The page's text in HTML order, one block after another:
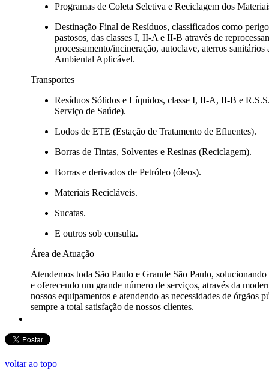
Programas de Coleta Seletiva e Reciclagem dos
Destinação Final de Resíduos, classificados como
pastosos, das classes I, II-A e II-B através de
processamento/incineração, autoclave, aterros sanitários
Ambiental Aplicável.
Transportes
Resíduos Sólidos e Líquidos, classe I, II-A, II-B e
Serviço de Saúde).
Lodos de ETE (Estação de Tratamento de Efluentes).
Borras de Tintas, Solventes e Resinas (Reciclagem).
Borras e derivados de Petróleo (óleos).
Materiais Recicláveis.
Sucatas.
E outros sob consulta.
Área de Atuação
Atendemos toda São Paulo e Grande São Paulo,
e oferecendo um grande número de serviços, através da
nossos equipamentos e atendendo as necessidades de órgãos
sempre a total satisfação de nossos clientes.
voltar ao topo